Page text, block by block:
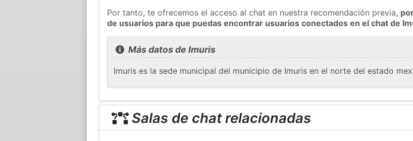
Por tanto, te ofrecemos el acceso al chat en nuestra recomendación previa,
de usuarios para que puedas encontrar usuarios conectados en el chat de
Más datos de Imuris
Imuris es la sede municipal del municipio de Imuris en el norte del estado
Salas de chat relacionadas